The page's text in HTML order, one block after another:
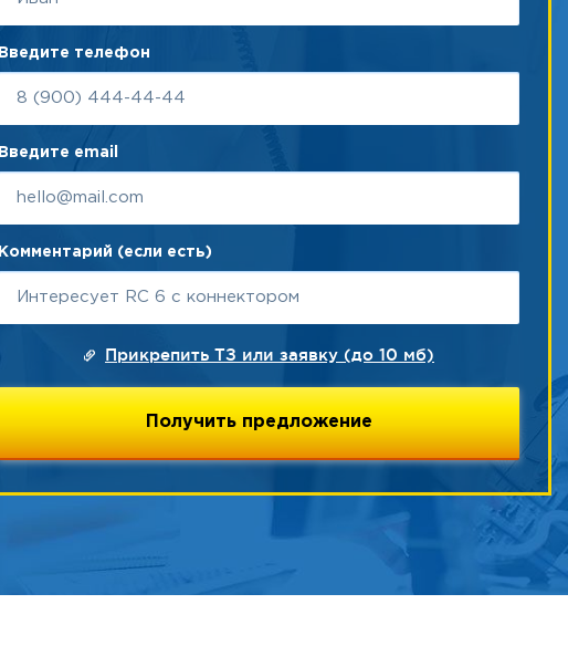
Введите телефон
Введите email
Комментарий (если есть)
Прикрепить ТЗ или заявку (до 10 мб)